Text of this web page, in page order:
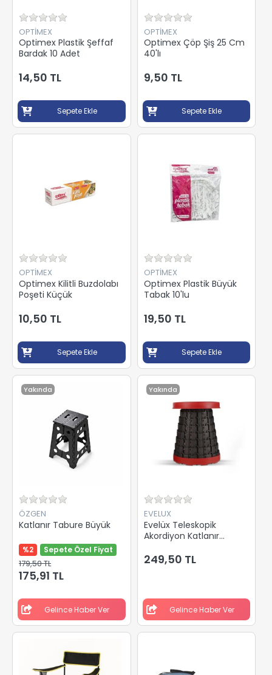
OPTİMEX
Optimex Plastik Şeffaf
Bardak 10 Adet
14,50 TL
Sepete Ekle
OPTİMEX
Optimex Çöp Şiş 25 Cm
40'lı
9,50 TL
Sepete Ekle
OPTİMEX
Optimex Kilitli Buzdolabı
Poşeti Küçük
10,50 TL
Sepete Ekle
OPTİMEX
Optimex Plastik Büyük
Tabak 10'lu
19,50 TL
Sepete Ekle
Yakında
ÖZGEN
Katlanır Tabure Büyük
%2 Sepete Özel Fiyat
179,50 TL
175,91 TL
Gelince Haber Ver
Yakında
EVELUX
Evelüx Teleskopik
Akordiyon Katlanır
249,50 TL
Gelince Haber Ver